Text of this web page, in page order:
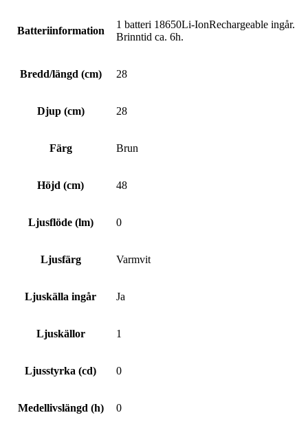
Batteriinformation
1 batteri 18650Li-IonRechargeable ingår.
Brinntid ca. 6h.
Bredd/längd (cm) 28
Djup (cm) 28
Färg Brun
Höjd (cm) 48
Ljusflöde (lm) 0
Ljusfärg Varmvit
Ljuskälla ingår Ja
Ljuskällor 1
Ljusstyrka (cd) 0
Medellivslängd (h) 0